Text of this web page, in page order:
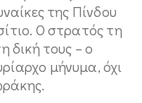
της Πίνδου
Ο στρατός τη
δική τους – ο
μήνυμα, όχι